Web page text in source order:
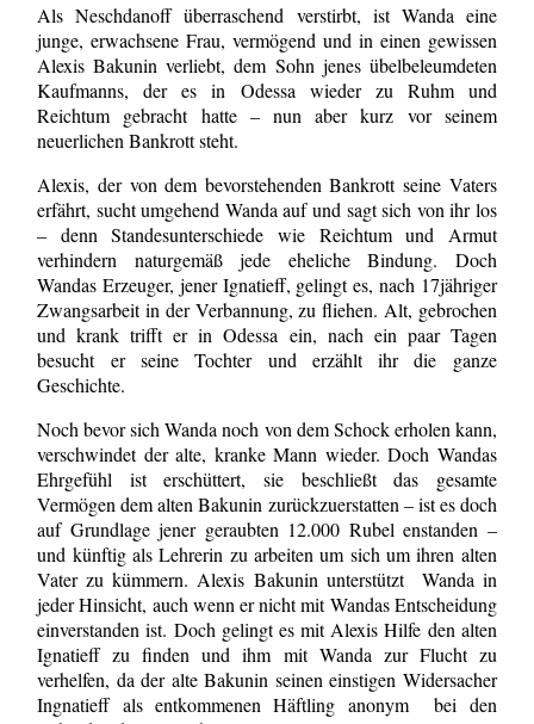
Als Neschdanoff überraschend verstirbt, ist Wanda eine
junge, erwachsene Frau, vermögend und in einen gewissen
Alexis Bakunin verliebt, dem Sohn jenes übelbeleumdeten
Kaufmanns, der es in Odessa wieder zu Ruhm und
Reichtum gebracht hatte – nun aber kurz vor seinem
neuerlichen Bankrott steht.
Alexis, der von dem bevorstehenden Bankrott seine Vaters
erfährt, sucht umgehend Wanda auf und sagt sich von ihr los
– denn Standesunterschiede wie Reichtum und Armut
verhindern naturgemäß jede eheliche Bindung. Doch
Wandas Erzeuger, jener Ignatieff, gelingt es, nach 17jähriger
Zwangsarbeit in der Verbannung, zu fliehen. Alt, gebrochen
und krank trifft er in Odessa ein, nach ein paar Tagen
besucht er seine Tochter und erzählt ihr die ganze
Geschichte.
Noch bevor sich Wanda noch von dem Schock erholen kann,
verschwindet der alte, kranke Mann wieder. Doch Wandas
Ehrgefühl ist erschüttert, sie beschließt das gesamte
Vermögen dem alten Bakunin zurückzuerstatten – ist es doch
auf Grundlage jener geraubten 12.000 Rubel enstanden –
und künftig als Lehrerin zu arbeiten um sich um ihren alten
Vater zu kümmern. Alexis Bakunin unterstützt Wanda in
jeder Hinsicht, auch wenn er nicht mit Wandas Entscheidung
einverstanden ist. Doch gelingt es mit Alexis Hilfe den alten
Ignatieff zu finden und ihm mit Wanda zur Flucht zu
verhelfen, da der alte Bakunin seinen einstigen Widersacher
Ingnatieff als entkommenen Häftling anonym bei den